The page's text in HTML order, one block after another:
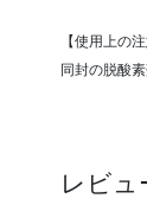
【使用上の注
同封の脱酸
レビュ